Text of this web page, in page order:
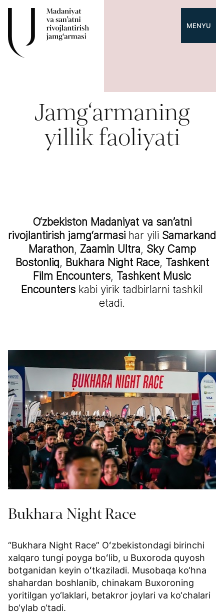
MENYU
Jamg‘armaning
yillik faoliyati
O‘zbekiston Madaniyat va san’atni
rivojlantirish jamg‘armasi har yili Samarkand
Marathon, Zaamin Ultra, Sky Camp
Bostonliq, Bukhara Night Race, Tashkent
Film Encounters, Tashkent Music
Encounters kabi yirik tadbirlarni tashkil
etadi.
Bukhara Night Race
“Bukhara Night Race” Oʻzbekistondagi birinchi
xalqaro tungi poyga boʻlib, u Buxoroda quyosh
botganidan keyin oʻtkaziladi. Musobaqa ko‘hna
shahardan boshlanib, chinakam Buxoroning
yoritilgan yo‘laklari, betakror joylari va ko‘chalari
bo‘ylab o‘tadi.